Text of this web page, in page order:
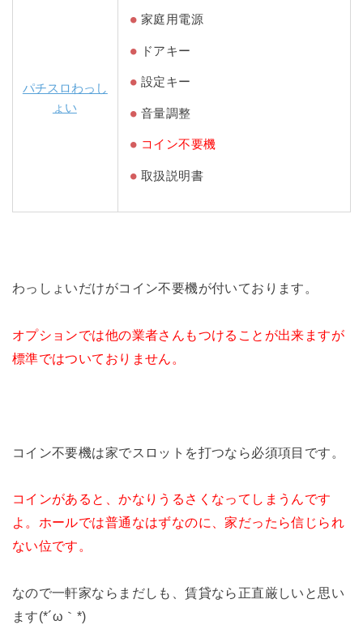
パチスロわっし
ょい
家庭用電源
ドアキー
設定キー
音量調整
コイン不要機
取扱説明書
わっしょいだけがコイン不要機が付いております。
オプションでは他の業者さんもつけることが出来ますが
標準ではついておりません。
コイン不要機は家でスロットを打つなら必須項目です。
コインがあると、かなりうるさくなってしまうんです
よ。ホールでは普通なはずなのに、家だったら信じられ
ない位です。
なので一軒家ならまだしも、賃貸なら正直厳しいと思い
ます(*´ω｀*)